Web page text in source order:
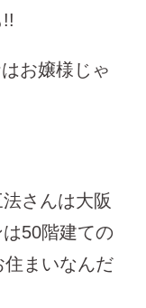
お嬢様じゃ
さんは大阪
50階建ての
住まいなんだ